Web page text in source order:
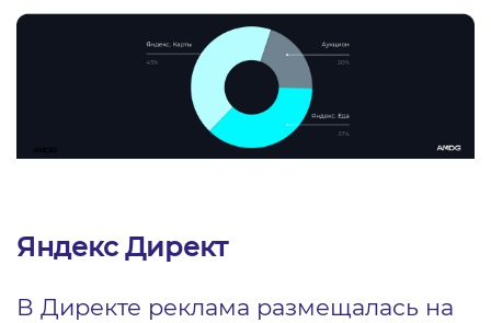
Яндекс Директ
В Директе реклама размещалась на